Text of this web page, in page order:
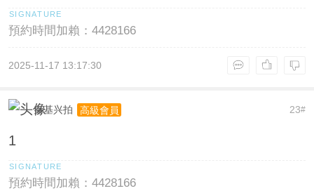
預約時間加賴：4428166
2025-11-17 13:17:30
23#
秦基兴拍 高級會員
1
預約時間加賴：4428166